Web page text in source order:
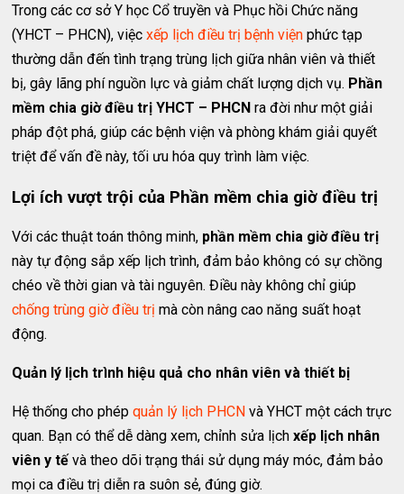
Trong các cơ sở Y học Cổ truyền và Phục hồi Chức năng
(YHCT – PHCN), việcxếp lịch điều trị bệnh viện phức tạp
thường dẫn đến tình trạng trùng lịch giữa nhân viên và thiết
bị, gây lãng phí nguồn lực và giảm chất lượng dịch vụ. Phần
mềm chia giờ điều trị YHCT – PHCN ra đời như một giải
pháp đột phá, giúp các bệnh viện và phòng khám giải quyết
triệt để vấn đề này, tối ưu hóa quy trình làm việc.
Lợi ích vượt trội của Phần mềm chia giờ điều trị
Với các thuật toán thông minh, phần mềm chia giờ điều trị
này tự động sắp xếp lịch trình, đảm bảo không có sự chồng
chéo về thời gian và tài nguyên. Điều này không chỉ giúp
chống trùng giờ điều trị mà còn nâng cao năng suất hoạt
động.
Quản lý lịch trình hiệu quả cho nhân viên và thiết bị
Hệ thống cho phépquản lý lịch PHCN và YHCT một cách trực
quan. Bạn có thể dễ dàng xem, chỉnh sửa lịchxếp lịch nhân
viên y tếvà theo dõi trạng thái sử dụng máy móc, đảm bảo
mọi ca điều trị diễn ra suôn sẻ, đúng giờ.